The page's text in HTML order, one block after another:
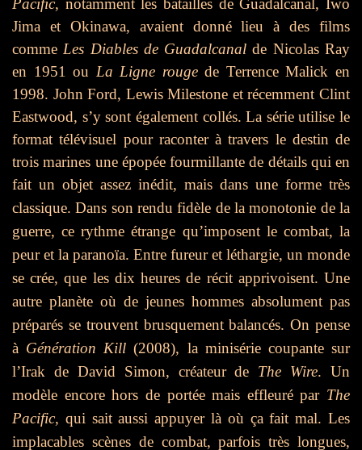
Pacific, notamment les batailles de Guadalcanal, Iwo
Jima et Okinawa, avaient donné lieu à des films
comme Les Diables de Guadalcanal de Nicolas Ray
en 1951 ou La Ligne rougede Terrence Malick en
1998. John Ford, Lewis Milestone et récemment Clint
Eastwood, s’y sont également collés. La série utilise le
format télévisuel pour raconter à travers le destin de
trois marines une épopée fourmillante de détails qui en
fait un objet assez inédit, mais dans une forme très
classique.Dans son rendu fidèle de la monotonie de la
guerre, ce rythme étrange qu’imposent le combat, la
peur et la paranoïa. Entre fureur et léthargie, un monde
se crée, que les dix heures de récit apprivoisent. Une
autre planète où de jeunes hommes absolument pas
préparés se trouvent brusquement balancés. On pense
à Génération Kill (2008), la minisérie coupante sur
l’Irak de David Simon, créateur de The Wire. Un
modèle encore hors de portée mais effleuré par The
Pacific, qui sait aussi appuyer là où ça fait mal. Les
implacables scènes de combat, parfois très longues,